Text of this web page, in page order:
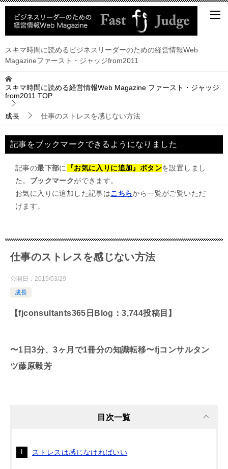
スキマ時間に読めるビジネスリーダーのための経営情報Web
Magazineファースト・ジャッジfrom2011
スキマ時間に読める経営情報Web Magazine ファースト・ジャッジ
from2011 TOP
成長 仕事のストレスを感じない方法
記事をブックマークできるようになりました
記事の最下部に 『お気に入りに追加』ボタンを設置しまし
た。 ブックマークができます。
お気に入りに追加した記事はこちらから一覧がご覧いただ
けます。
仕事のストレスを感じない方法
公開日： 2019/03/29
成長
【fjconsultants365日Blog：3,744投稿目】
〜1日3分、3ヶ月で1冊分の知識転移〜fjコンサルタン
ツ藤原毅芳
目次一覧
ストレスは感じなければいい